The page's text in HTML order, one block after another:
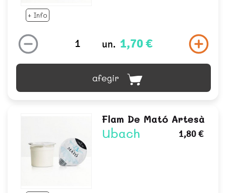
+ Info
un. 1,70 €
afegir
Flam De Mató Artesà
Ubach 1,80 €